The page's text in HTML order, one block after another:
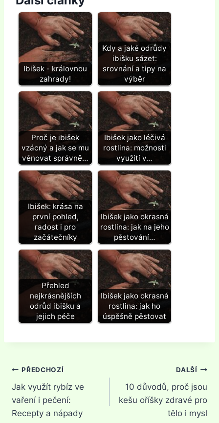
Ibišek - královnou
zahrady!
Kdy a jaké odrůdy
ibišku sázet:
srovnání a tipy na
výběr
Proč je ibišek
vzácný a jak se mu
věnovat správně…
Ibišek jako léčivá
rostlina: možnosti
využití v…
Ibišek: krása na
první pohled,
radost i pro
začátečníky
Ibišek jako okrasná
rostlina: jak na jeho
pěstování…
Přehled
nejkrásnějších
odrůd ibišku a
jejich péče
Ibišek jako okrasná
rostlina: jak ho
úspěšně pěstovat
Navigace
pro
příspěvek
PŘEDCHOZÍ
Jak využít rybíz ve
vaření i pečení:
Recepty a nápady
DALŠÍ
10 důvodů, proč jsou
kešu oříšky zdravé pro
tělo i mysl